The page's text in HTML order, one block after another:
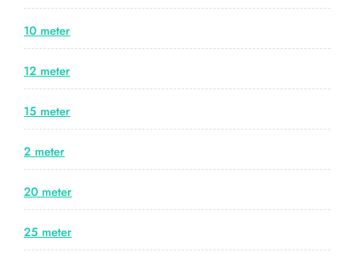
10 meter
12 meter
15 meter
2 meter
20 meter
25 meter